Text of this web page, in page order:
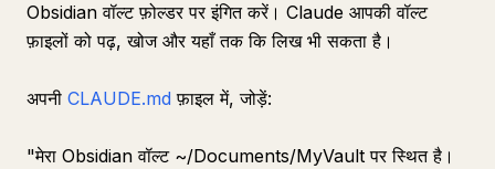
Obsidian वॉल्ट फ़ोल्डर पर इंगित करें। Claude आपकी वॉल्ट
फ़ाइलों को पढ़, खोज और यहाँ तक कि लिख भी सकता है।
अपनी CLAUDE.md फ़ाइल में, जोड़ें:
"मेरा Obsidian वॉल्ट ~/Documents/MyVault पर स्थित है।